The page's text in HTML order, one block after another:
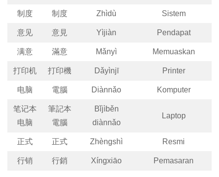
制度 制度 Zhìdù Sistem
意见 意見 Yìjiàn Pendapat
满意 滿意 Mǎnyì Memuaskan
打印机 打印機 Dǎyìnjī Printer
电脑 電腦 Diànnǎo Komputer
笔记本
电脑
筆記本
電腦
Bǐjìběn
diànnǎo
Laptop
正式 正式 Zhèngshì Resmi
行销 行銷 Xíngxiāo Pemasaran